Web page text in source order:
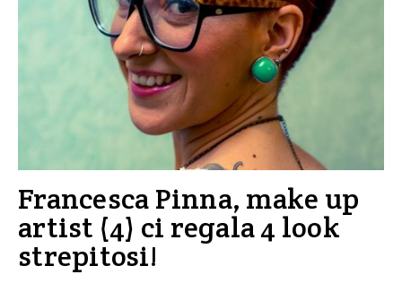
Francesca Pinna, make up
artist (4) ci regala 4 look
strepitosi!